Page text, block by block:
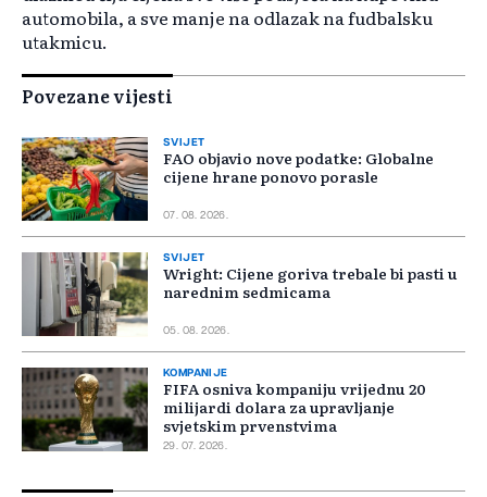
automobila, a sve manje na odlazak na fudbalsku
utakmicu.
Povezane vijesti
SVIJET
FAO objavio nove podatke: Globalne
cijene hrane ponovo porasle
07. 08. 2026.
SVIJET
Wright: Cijene goriva trebale bi pasti u
narednim sedmicama
05. 08. 2026.
KOMPANIJE
FIFA osniva kompaniju vrijednu 20
milijardi dolara za upravljanje
svjetskim prvenstvima
29. 07. 2026.